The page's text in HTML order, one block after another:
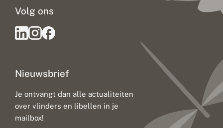
Nieuwsbrief
Je ontvangt dan alle actualiteiten
over vlinders en libellen in je
mailbox!
Volg ons